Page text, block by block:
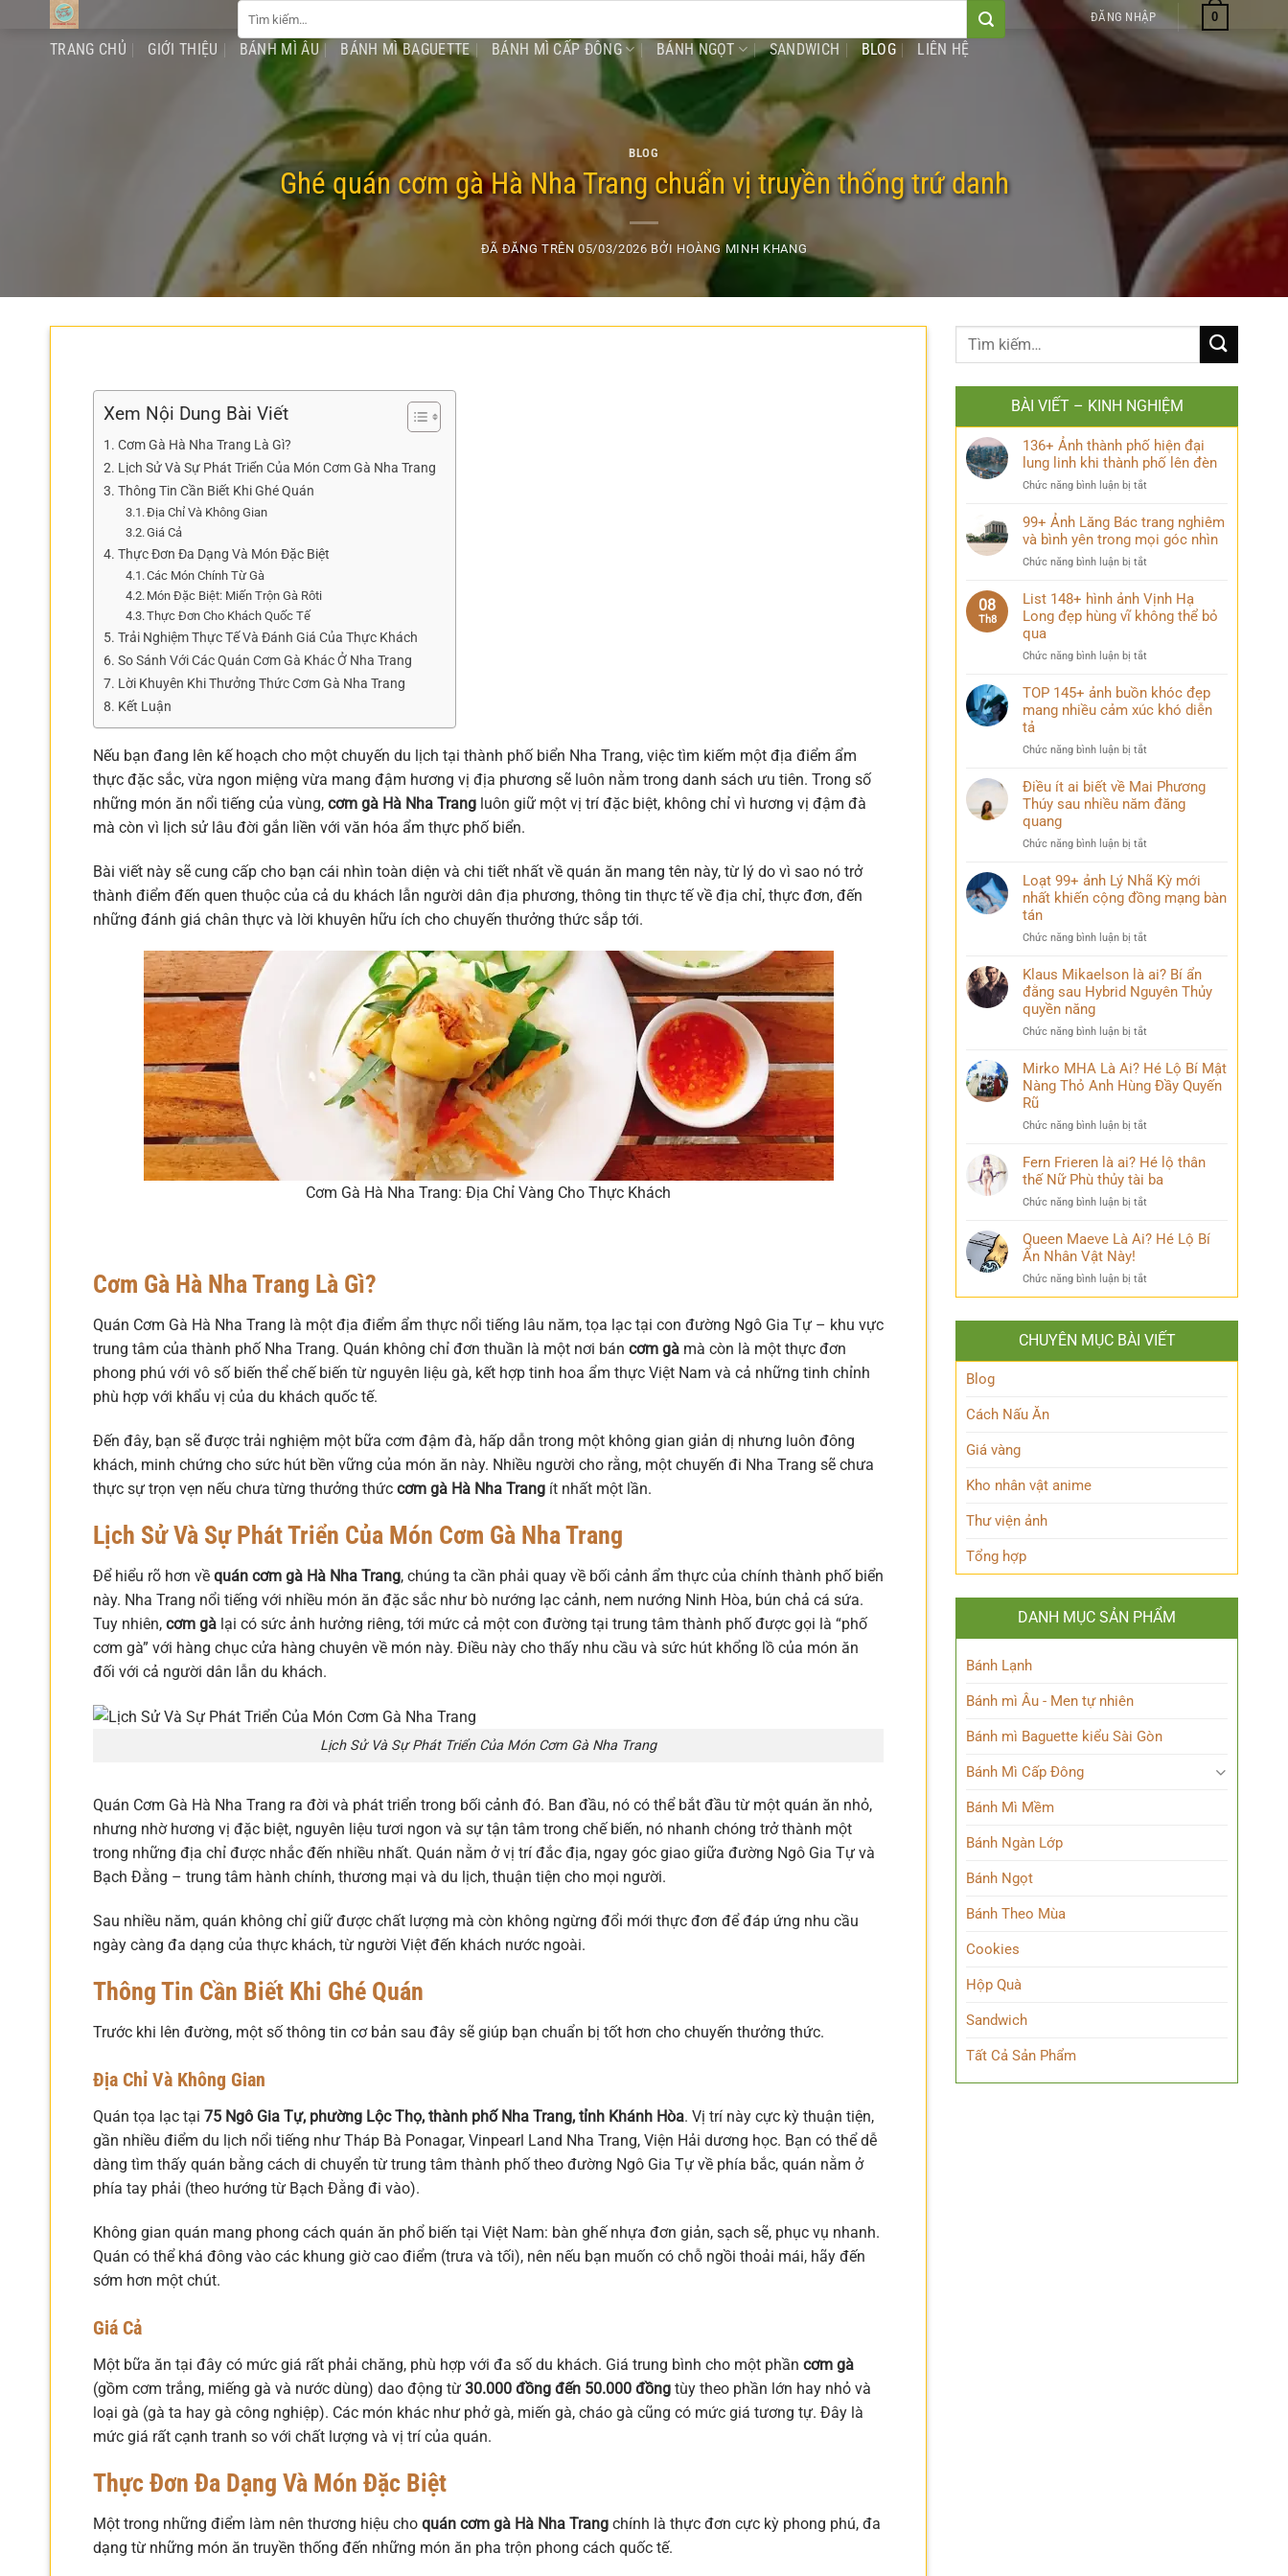
kiếm:
ĐĂNG NHẬP 0
TRANG CHỦ GIỚI THIỆU BÁNH MÌ ÂU BÁNH MÌ BAGUETTE BÁNH MÌ CẤP ĐÔNG BÁNH NGỌT SANDWICH BLOG LIÊN HỆ
BLOG
Ghé quán cơm gà Hà Nha Trang chuẩn vị truyền thống trứ danh
ĐÃ ĐĂNG TRÊN05/03/2026 BỞI HOÀNG MINH KHANG
Xem Nội Dung Bài Viết
Cơm Gà Hà Nha Trang Là Gì?
Lịch Sử Và Sự Phát Triển Của Món Cơm Gà Nha Trang
Thông Tin Cần Biết Khi Ghé Quán
Địa Chỉ Và Không Gian
Giá Cả
Thực Đơn Đa Dạng Và Món Đặc Biệt
Các Món Chính Từ Gà
Món Đặc Biệt: Miến Trộn Gà Rôti
Thực Đơn Cho Khách Quốc Tế
Trải Nghiệm Thực Tế Và Đánh Giá Của Thực Khách
So Sánh Với Các Quán Cơm Gà Khác Ở Nha Trang
Lời Khuyên Khi Thưởng Thức Cơm Gà Nha Trang
Kết Luận
Nếu bạn đang lên kế hoạch cho một chuyến du lịch tại thành phố biển Nha Trang, việc tìm kiếm một địa điểm ẩm
thực đặc sắc, vừa ngon miệng vừa mang đậm hương vị địa phương sẽ luôn nằm trong danh sách ưu tiên. Trong số
những món ăn nổi tiếng của vùng, cơm gà Hà Nha Trang luôn giữ một vị trí đặc biệt, không chỉ vì hương vị đậm đà
mà còn vì lịch sử lâu đời gắn liền với văn hóa ẩm thực phố biển.
Bài viết này sẽ cung cấp cho bạn cái nhìn toàn diện và chi tiết nhất về quán ăn mang tên này, từ lý do vì sao nó trở
thành điểm đến quen thuộc của cả du khách lẫn người dân địa phương, thông tin thực tế về địa chỉ, thực đơn, đến
những đánh giá chân thực và lời khuyên hữu ích cho chuyến thưởng thức sắp tới.
Cơm Gà Hà Nha Trang: Địa Chỉ Vàng Cho Thực Khách
Cơm Gà Hà Nha Trang Là Gì?
Quán Cơm Gà Hà Nha Trang là một địa điểm ẩm thực nổi tiếng lâu năm, tọa lạc tại con đường Ngô Gia Tự – khu vực
trung tâm của thành phố Nha Trang. Quán không chỉ đơn thuần là một nơi bán cơm gà mà còn là một thực đơn
phong phú với vô số biến thể chế biến từ nguyên liệu gà, kết hợp tinh hoa ẩm thực Việt Nam và cả những tinh chỉnh
phù hợp với khẩu vị của du khách quốc tế.
Đến đây, bạn sẽ được trải nghiệm một bữa cơm đậm đà, hấp dẫn trong một không gian giản dị nhưng luôn đông
khách, minh chứng cho sức hút bền vững của món ăn này. Nhiều người cho rằng, một chuyến đi Nha Trang sẽ chưa
thực sự trọn vẹn nếu chưa từng thưởng thức cơm gà Hà Nha Trang ít nhất một lần.
Lịch Sử Và Sự Phát Triển Của Món Cơm Gà Nha Trang
Để hiểu rõ hơn về quán cơm gà Hà Nha Trang, chúng ta cần phải quay về bối cảnh ẩm thực của chính thành phố biển
này. Nha Trang nổi tiếng với nhiều món ăn đặc sắc như bò nướng lạc cảnh, nem nướng Ninh Hòa, bún chả cá sứa.
Tuy nhiên, cơm gà lại có sức ảnh hưởng riêng, tới mức cả một con đường tại trung tâm thành phố được gọi là “phố
cơm gà” với hàng chục cửa hàng chuyên về món này. Điều này cho thấy nhu cầu và sức hút khổng lồ của món ăn
đối với cả người dân lẫn du khách.
Lịch Sử Và Sự Phát Triển Của Món Cơm Gà Nha Trang
Quán Cơm Gà Hà Nha Trang ra đời và phát triển trong bối cảnh đó. Ban đầu, nó có thể bắt đầu từ một quán ăn nhỏ,
nhưng nhờ hương vị đặc biệt, nguyên liệu tươi ngon và sự tận tâm trong chế biến, nó nhanh chóng trở thành một
trong những địa chỉ được nhắc đến nhiều nhất. Quán nằm ở vị trí đắc địa, ngay góc giao giữa đường Ngô Gia Tự và
Bạch Đằng – trung tâm hành chính, thương mại và du lịch, thuận tiện cho mọi người.
Sau nhiều năm, quán không chỉ giữ được chất lượng mà còn không ngừng đổi mới thực đơn để đáp ứng nhu cầu
ngày càng đa dạng của thực khách, từ người Việt đến khách nước ngoài.
Thông Tin Cần Biết Khi Ghé Quán
Trước khi lên đường, một số thông tin cơ bản sau đây sẽ giúp bạn chuẩn bị tốt hơn cho chuyến thưởng thức.
Địa Chỉ Và Không Gian
Quán tọa lạc tại 75 Ngô Gia Tự, phường Lộc Thọ, thành phố Nha Trang, tỉnh Khánh Hòa. Vị trí này cực kỳ thuận tiện,
gần nhiều điểm du lịch nổi tiếng như Tháp Bà Ponagar, Vinpearl Land Nha Trang, Viện Hải dương học. Bạn có thể dễ
dàng tìm thấy quán bằng cách di chuyển từ trung tâm thành phố theo đường Ngô Gia Tự về phía bắc, quán nằm ở
phía tay phải (theo hướng từ Bạch Đằng đi vào).
Không gian quán mang phong cách quán ăn phổ biến tại Việt Nam: bàn ghế nhựa đơn giản, sạch sẽ, phục vụ nhanh.
Quán có thể khá đông vào các khung giờ cao điểm (trưa và tối), nên nếu bạn muốn có chỗ ngồi thoải mái, hãy đến
sớm hơn một chút.
Giá Cả
Một bữa ăn tại đây có mức giá rất phải chăng, phù hợp với đa số du khách. Giá trung bình cho một phần cơm gà
(gồm cơm trắng, miếng gà và nước dùng) dao động từ 30.000 đồng đến 50.000 đồng tùy theo phần lớn hay nhỏ và
loại gà (gà ta hay gà công nghiệp). Các món khác như phở gà, miến gà, cháo gà cũng có mức giá tương tự. Đây là
mức giá rất cạnh tranh so với chất lượng và vị trí của quán.
Thực Đơn Đa Dạng Và Món Đặc Biệt
Một trong những điểm làm nên thương hiệu cho quán cơm gà Hà Nha Trang chính là thực đơn cực kỳ phong phú, đa
dạng từ những món ăn truyền thống đến những món ăn pha trộn phong cách quốc tế.
BÀI VIẾT – KINH NGHIỆM
136+ Ảnh thành phố hiện đại
lung linh khi thành phố lên đèn
Chức năng bình luận bị tắt
Ảnh
thành
phố
hiện
lung
linh
phố
đèn
99+ Ảnh Lăng Bác trang nghiêm
và bình yên trong mọi góc nhìn
Chức năng bình luận bị tắt
Ảnh
Lăng
nghiêm
bình
yên
góc
08
Th8
List 148+ hình ảnh Vịnh Hạ
Long đẹp hùng vĩ không thể bỏ
qua
Chức năng bình luận bị tắt
148+
hình
Hạ
đẹp
hùng
thể
qua
TOP 145+ ảnh buồn khóc đẹp
mang nhiều cảm xúc khó diễn
tả
Chức năng bình luận bị tắt
145+
ảnh
đẹp
nhiều
cảm
diễn
Điều ít ai biết về Mai Phương
Thúy sau nhiều năm đăng
quang
Chức năng bình luận bị tắt
ít
biết
Mai
Thúy
sau
đăng
Loạt 99+ ảnh Lý Nhã Kỳ mới
nhất khiến cộng đồng mạng bàn
tán
Chức năng bình luận bị tắt
99+
Lý
Kỳ
nhất
khiến
mạng
tán
Klaus Mikaelson là ai? Bí ẩn
đằng sau Hybrid Nguyên Thủy
quyền năng
Chức năng bình luận bị tắt
Mikaelson
ai?
ẩn
sau
Hybrid
Thủy
năng
Mirko MHA Là Ai? Hé Lộ Bí Mật
Nàng Thỏ Anh Hùng Đầy Quyến
Rũ
Chức năng bình luận bị tắt
MHA
Là
Hé
Bí
Hùng
Đầy
Fern Frieren là ai? Hé lộ thân
thế Nữ Phù thủy tài ba
Chức năng bình luận bị tắt
Frieren
Hé
lộ
thế
Nữ
Phù
Queen Maeve Là Ai? Hé Lộ Bí
Ẩn Nhân Vật Này!
Chức năng bình luận bị tắt
Queen
Ai?
Hé
CHUYÊN MỤC BÀI VIẾT
Blog
Cách Nấu Ăn
Giá vàng
Kho nhân vật anime
Thư viện ảnh
Tổng hợp
DANH MỤC SẢN PHẨM
Bánh Lạnh
Bánh mì Âu - Men tự nhiên
Bánh mì Baguette kiểu Sài Gòn
Bánh Mì Cấp Đông
Bánh Mì Mềm
Bánh Ngàn Lớp
Bánh Ngọt
Bánh Theo Mùa
Cookies
Hộp Quà
Sandwich
Tất Cả Sản Phẩm